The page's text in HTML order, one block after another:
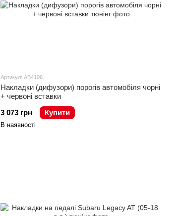
Артикул: AB4106
Накладки (дифузори) порогів автомобіля чорні
+ червоні вставки
3 073 грн
Купити
В наявності